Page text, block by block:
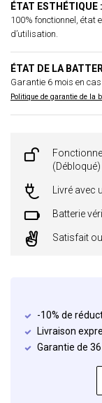
ÉTAT ESTHÉTIQUE
100% fonctionnel, état
d’utilisation.
ÉTAT DE LA
Garantie 6 mois en
Politique de garantie de la
(Débloqué)
Livré avec
Batterie
Satisfait
-10% de
Livraison
Garantie de